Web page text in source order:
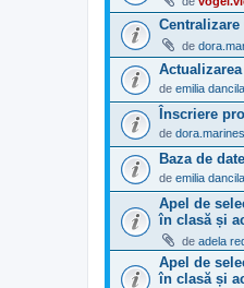
Centralizare
de
de emilia dancila
Înscriere
de
Baza de
de emilia dancila
Apel de
în clasă și
de adela
Apel de
în clasă și